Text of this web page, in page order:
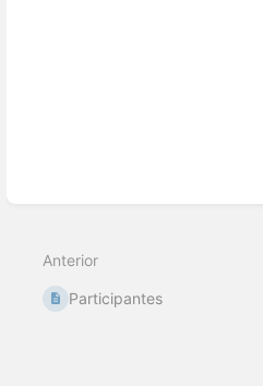
Anterior
Participantes